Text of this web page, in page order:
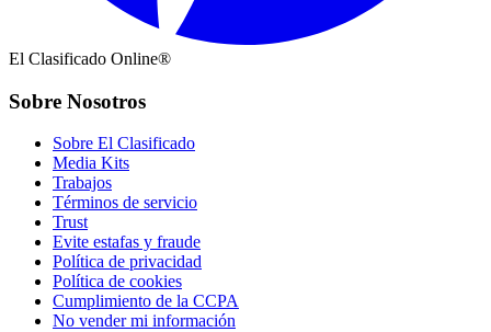
El Clasificado Online®
Sobre Nosotros
Sobre El Clasificado
Media Kits
Trabajos
Términos de servicio
Trust
Evite estafas y fraude
Política de privacidad
Política de cookies
Cumplimiento de la CCPA
No vender mi información